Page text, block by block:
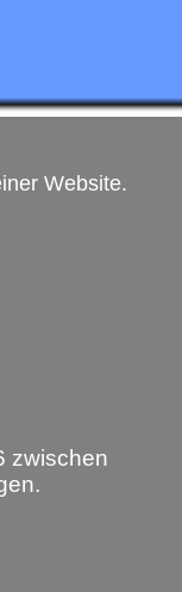
Website.
zwischen